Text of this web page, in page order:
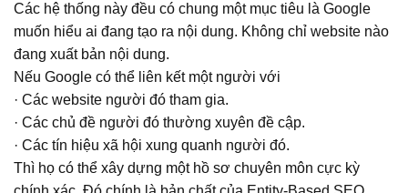
Các hệ thống này đều có chung một mục tiêu là Google
muốn hiểu ai đang tạo ra nội dung. Không chỉ website nào
đang xuất bản nội dung.
Nếu Google có thể liên kết một người với
· Các website người đó tham gia.
· Các chủ đề người đó thường xuyên đề cập.
· Các tín hiệu xã hội xung quanh người đó.
Thì họ có thể xây dựng một hồ sơ chuyên môn cực kỳ